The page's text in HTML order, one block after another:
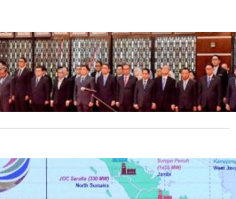
Dilantik Sebagai Kepala Badan
100 Tahun Panas Bumi untuk
Pertumbuhan